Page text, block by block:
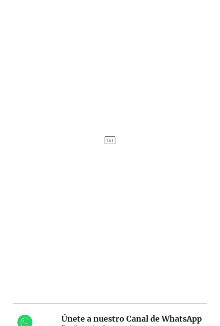
Únete a nuestro Canal de WhatsApp